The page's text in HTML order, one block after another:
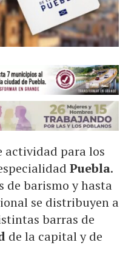
actividad para los
Puebla.
de barismo y hasta
se distribuyen a
barras de
de la capital y de